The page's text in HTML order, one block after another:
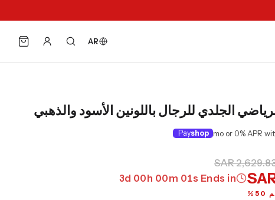
AR
الجلدي للرجال باللونين الأسود والذهبي
shop
Pay
SAR
Ends in
2d23h 59m 59s